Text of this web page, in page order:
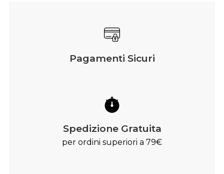
Pagamenti Sicuri
Spedizione Gratuita
per ordini superiori a 79€